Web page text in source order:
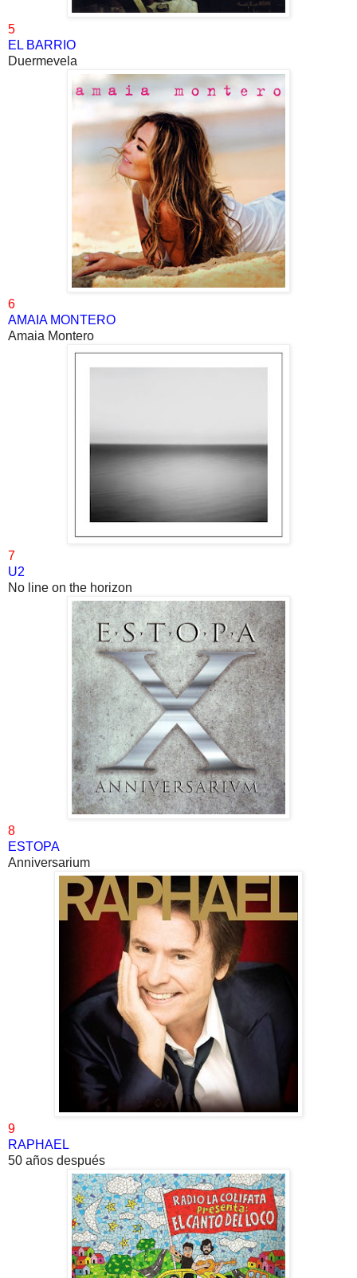
5
EL BARRIO
Duermevela
6
AMAIA MONTERO
Amaia Montero
7
U2
No line on the horizon
8
ESTOPA
Anniversarium
9
RAPHAEL
50 años después